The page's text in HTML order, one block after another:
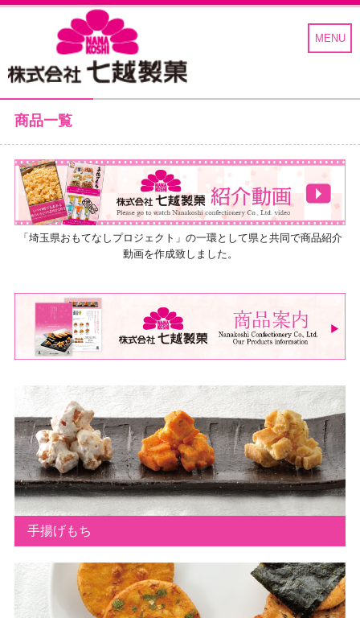
七越製菓
MENU
商品一覧
「埼玉県おもてなしプロジェクト」の一環として県と共同で商品紹介
動画を作成致しました。
手揚げもち